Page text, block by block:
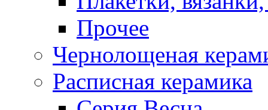
Прочее
Чернолощеная
Расписная керамика